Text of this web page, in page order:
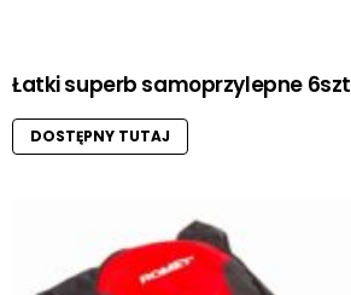
Łatki superb samoprzylepne 6szt
DOSTĘPNY TUTAJ